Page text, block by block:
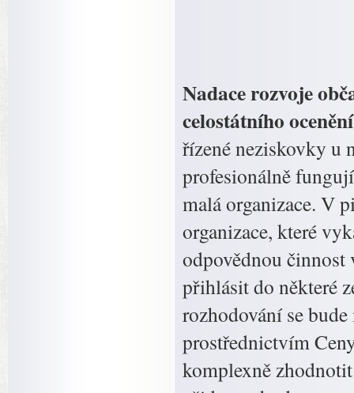
Nadace rozvoje
celostátního
řízené neziskovky u
profesionálně
malá organizace. V
organizace, které
odpovědnou činnost
přihlásit do některé
rozhodování se
prostřednictvím
komplexně